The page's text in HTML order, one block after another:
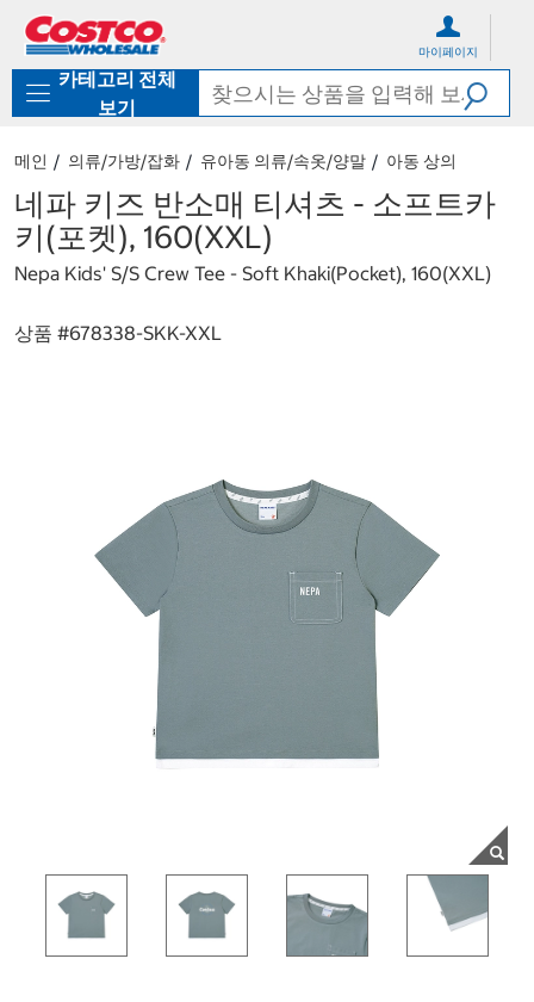
로
기
가
마이페이지
카테고리 전체
보기
메인 의류/가방/잡화 유아동 의류/속옷/양말 아동 상의
네파 키즈 반소매 티셔츠 - 소프트카
키(포켓), 160(XXL)
Nepa Kids' S/S Crew Tee - Soft Khaki(Pocket), 160(XXL)
상품 #678338-SKK-XXL